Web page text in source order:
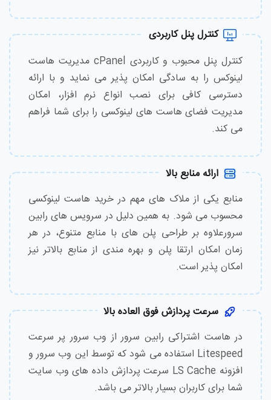
کنترل پنل کاربردی
کنترل پنل محبوب و کاربردی cPanel مدیریت هاست
لینوکس را به سادگی امکان پذیر می نماید و با ارائه
دسترسی کافی برای نصب انواع نرم افزار، امکان
مدیریت فضای هاست های لینوکسی را برای شما فراهم
می کند.
ارائه منابع بالا
منابع یکی از ملاک های مهم در خرید هاست لینوکسی
محسوب می شود. به همین دلیل در سرویس های رابین
سرورعلاوه بر طراحی پلن های با منابع متنوع، در هر
زمان امکان ارتقا پلن و بهره مندی از منابع بالاتر نیز
امکان پذیر است.
سرعت پردازش فوق العاده بالا
در هاست اشتراکی رابین سرور از وب سرور پر سرعت
Litespeed استفاده می شود که توسط این وب سرور و
افزونه LS Cache سرعت پردازش داده های وب سایت
شما برای کاربران بسیار بالاتر می باشد.